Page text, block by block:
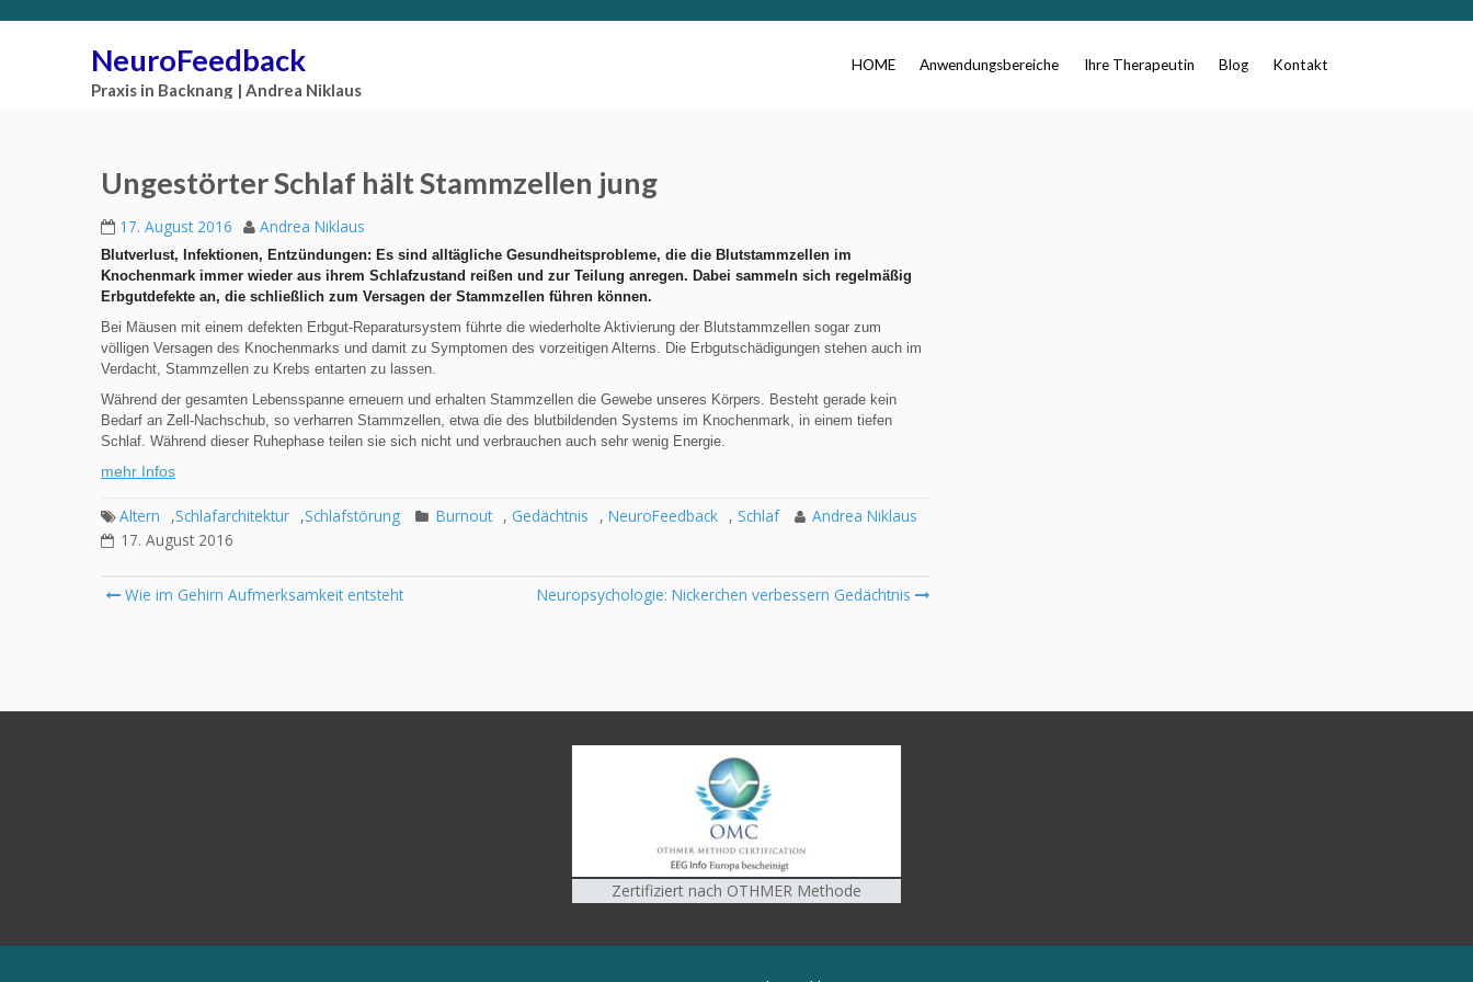
NeuroFeedback
Praxis in Backnang | Andrea Niklaus
HOME Anwendungsbereiche Ihre Therapeutin Blog Kontakt
Ungestörter Schlaf hält Stammzellen jung
17. August 2016 Andrea Niklaus
Blutverlust, Infektionen, Entzündungen: Es sind alltägliche Gesundheitsprobleme, die die Blutstammzellen im
Knochenmark immer wieder aus ihrem Schlafzustand reißen und zur Teilung anregen. Dabei sammeln sich regelmäßig
Erbgutdefekte an, die schließlich zum Versagen der Stammzellen führen können.
Bei Mäusen mit einem defekten Erbgut-Reparatursystem führte die wiederholte Aktivierung der Blutstammzellen sogar zum
völligen Versagen des Knochenmarks und damit zu Symptomen des vorzeitigen Alterns. Die Erbgutschädigungen stehen auch im
Verdacht, Stammzellen zu Krebs entarten zu lassen.
Während der gesamten Lebensspanne erneuern und erhalten Stammzellen die Gewebe unseres Körpers. Besteht gerade kein
Bedarf an Zell-Nachschub, so verharren Stammzellen, etwa die des blutbildenden Systems im Knochenmark, in einem tiefen
Schlaf. Während dieser Ruhephase teilen sie sich nicht und verbrauchen auch sehr wenig Energie.
mehr Infos
Altern ,Schlafarchitektur ,Schlafstörung Burnout , Gedächtnis , NeuroFeedback , Schlaf
Andrea Niklaus
17. August 2016
Post
Wie im Gehirn Aufmerksamkeit entsteht Neuropsychologie: Nickerchen verbessern Gedächtnis
Zertifiziert nach OTHMER Methode